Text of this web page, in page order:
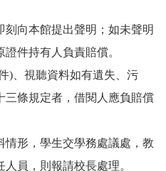
向本館提出聲明；如未聲明
件持有人負責賠償。
)、視聽資料如有遺失、污
三條規定者，借閱人應負賠償
形，學生交學務處議處，教
員，則報請校長處理。